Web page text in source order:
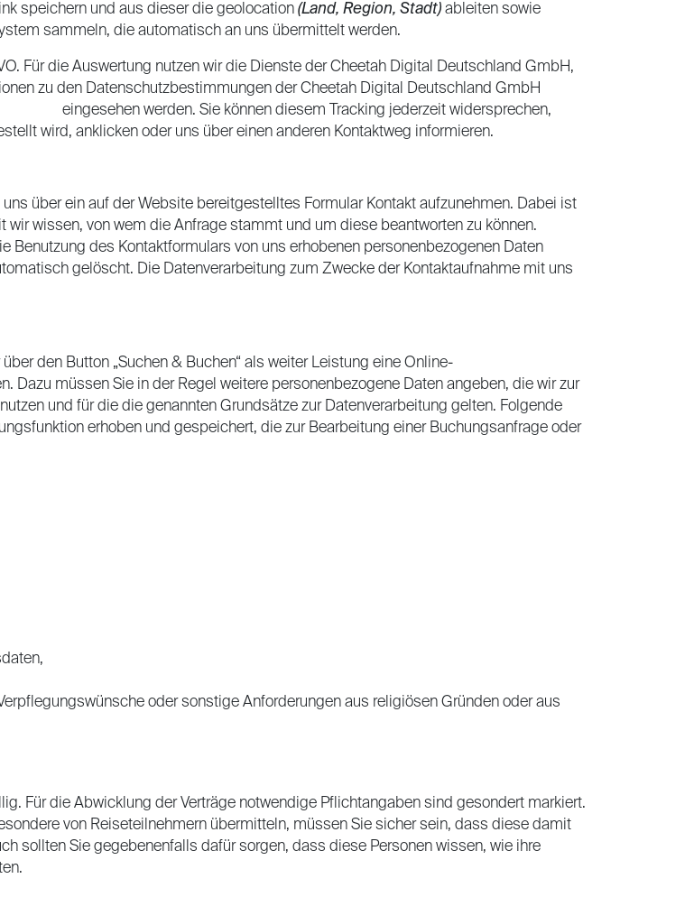
speichern und aus dieser die geolocation (Land, Region, Stadt) ableiten sowie
sammeln, die automatisch an uns übermittelt werden.
Für die Auswertung nutzen wir die Dienste der Cheetah Digital Deutschland GmbH,
zu den Datenschutzbestimmungen der Cheetah Digital Deutschland GmbH
eingesehen werden. Sie können diesem Tracking jederzeit widersprechen,
wird, anklicken oder uns über einen anderen Kontaktweg informieren.
über ein auf der Website bereitgestelltes Formular Kontakt aufzunehmen. Dabei ist
wissen, von wem die Anfrage stammt und um diese beantworten zu können.
Benutzung des Kontaktformulars von uns erhobenen personenbezogenen Daten
gelöscht. Die Datenverarbeitung zum Zwecke der Kontaktaufnahme mit uns
den Button „Suchen & Buchen“ als weiter Leistung eine Online-
Dazu müssen Sie in der Regel weitere personenbezogene Daten angeben, die wir zur
und für die die genannten Grundsätze zur Datenverarbeitung gelten. Folgende
erhoben und gespeichert, die zur Bearbeitung einer Buchungsanfrage oder
oder sonstige Anforderungen aus religiösen Gründen oder aus
Für die Abwicklung der Verträge notwendige Pflichtangaben sind gesondert markiert.
von Reiseteilnehmern übermitteln, müssen Sie sicher sein, dass diese damit
sollten Sie gegebenenfalls dafür sorgen, dass diese Personen wissen, wie ihre